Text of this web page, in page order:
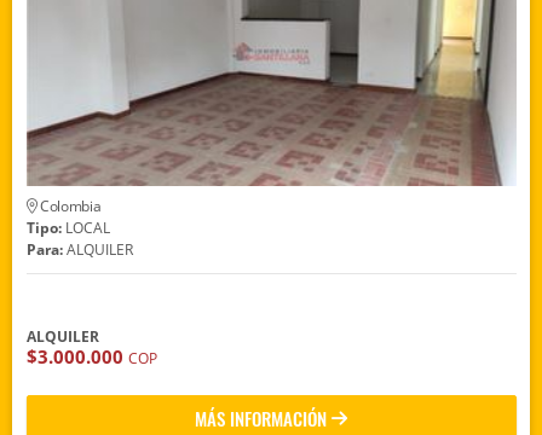
Colombia
Tipo:LOCAL
Para:ALQUILER
ALQUILER
$3.000.000 COP
MÁS INFORMACIÓN